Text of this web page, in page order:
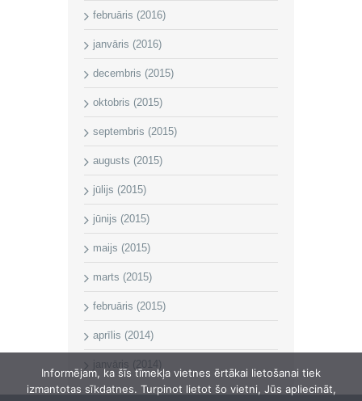
februāris (2016)
janvāris (2016)
decembris (2015)
oktobris (2015)
septembris (2015)
augusts (2015)
jūlijs (2015)
jūnijs (2015)
maijs (2015)
marts (2015)
februāris (2015)
aprīlis (2014)
janvāris (2014)
Informējam, ka šīs tīmekļa vietnes ērtākai lietošanai tiek
izmantotas sīkdatnes. Turpinot lietot šo vietni, Jūs apliecināt,